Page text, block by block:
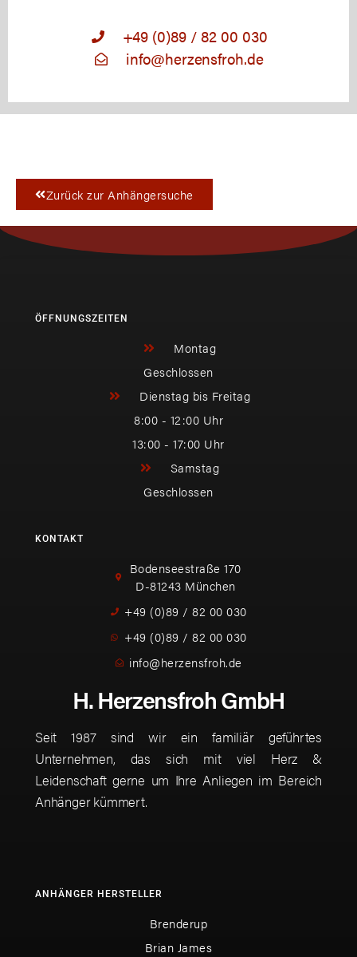
+49 (0)89 / 82 00 030
info@herzensfroh.de
Zurück zur Anhängersuche
ÖFFNUNGSZEITEN
Montag
Geschlossen
Dienstag bis Freitag
8:00 - 12:00 Uhr
13:00 - 17:00 Uhr
Samstag
Geschlossen
KONTAKT
Bodenseestraße 170
D-81243 München
+49 (0)89 / 82 00 030
+49 (0)89 / 82 00 030
info@herzensfroh.de
H. Herzensfroh GmbH
Seit 1987 sind wir ein familiär geführtes
Unternehmen, das sich mit viel Herz &
Leidenschaft gerne um Ihre Anliegen im Bereich
Anhänger kümmert.
ANHÄNGER HERSTELLER
Brenderup
Brian James